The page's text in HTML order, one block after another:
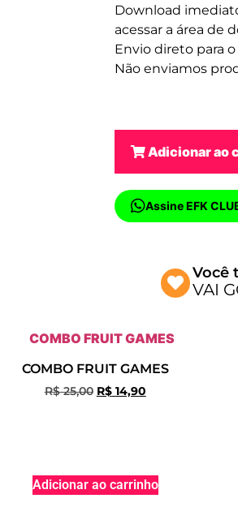
Download
acessar a área de
Envio direto para
Não enviamos
Adicionar ao
Assine EFK
Você
VAI
COMBO FRUIT GAMES
R$25,00 R$14,90
Adicionar ao carrinho